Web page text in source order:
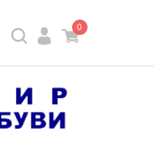
0